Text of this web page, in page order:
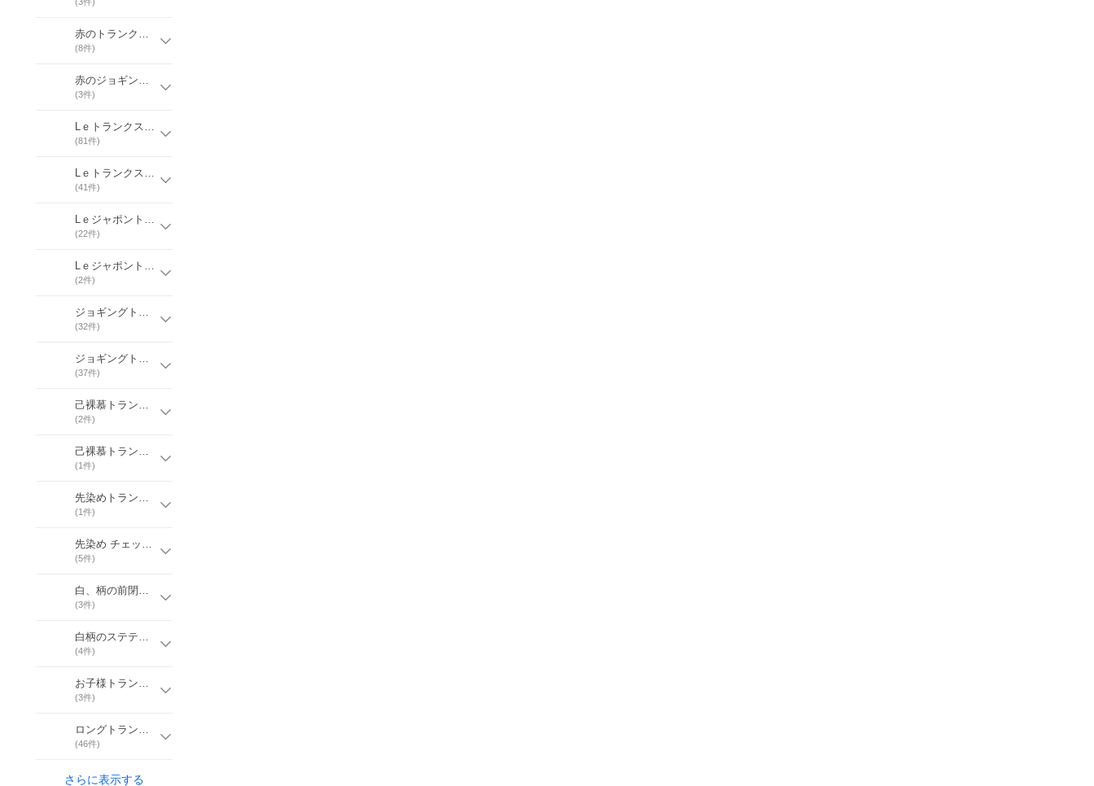
赤のトランクス【M〜LL】
(8件)
赤のジョギングトランクス【S〜6L】
(3件)
Lｅトランクス【色物・柄物・チェック】
(81件)
Lｅトランクス【3L〜6L】
(41件)
Lｅジャポントランクス 【和柄多数】
(22件)
Lｅジャポントランクス 【3L〜6L】
(2件)
ジョギングトランクス 【S〜LL】
(32件)
ジョギングトランクス 【3L〜6L】
(37件)
己裸慕トランクス（後ろ地ニット）【M〜L】
(2件)
己裸慕トランクス 【LL〜3L】
(1件)
先染めトランクス 6枚セット【送料無料】
(1件)
先染め チェック柄トランクス【M〜LL】
(5件)
白、柄の前閉じパンツ 綿100％
(3件)
白柄のステテコ 綿100％ 日本製
(4件)
お子様トランクス前閉じ 綿１００％日本製
(3件)
ロングトランクス 【M〜L】
(46件)
さらに表示する